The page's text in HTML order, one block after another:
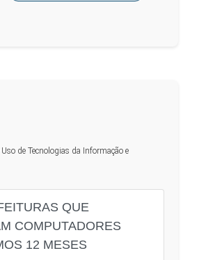
de Tecnologias da Informação e
QUE
COMPUTADORES
12 MESES